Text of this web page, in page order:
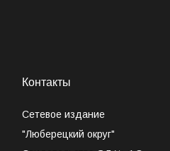
Контакты
Сетевое издание
"Люберецкий округ"